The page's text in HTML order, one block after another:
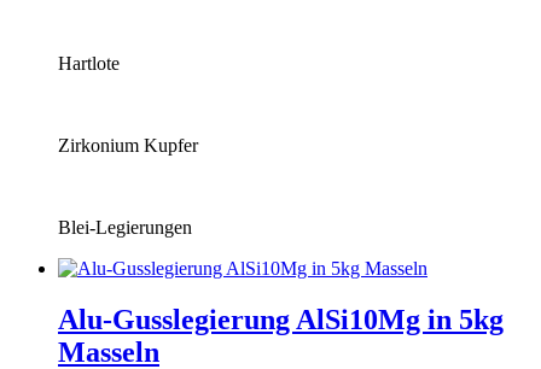
Hartlote
Zirkonium Kupfer
Blei-Legierungen
Alu-Gusslegierung AlSi10Mg in 5kg
Masseln